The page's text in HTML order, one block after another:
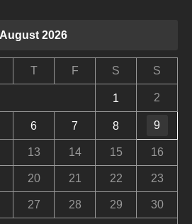
August 2026
T F S S
1 2
6 7 8 9
13 14 15 16
20 21 22 23
27 28 29 30